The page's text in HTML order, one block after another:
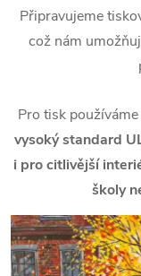
Připravujeme
což nám
Pro tisk
vysoký standard
i pro citlivější
školy